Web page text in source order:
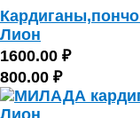
Лион
1600.00 ₽
800.00 ₽